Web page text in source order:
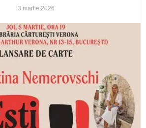
3 martie 2026